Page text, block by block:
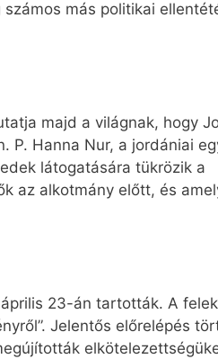
más politikai
majd a világnak, hogy
P. Hanna Nur, a jordániai
látogatására tükrözik a
az alkotmány előtt, és
23-án tartották. A felek
Jelentős előrelépés